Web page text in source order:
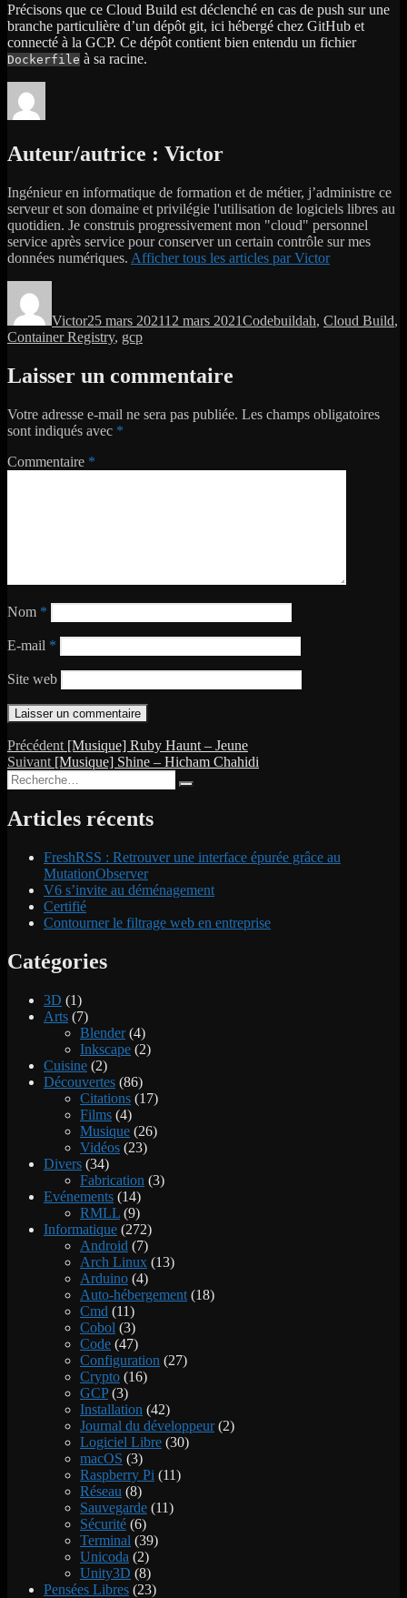
Précisons que ce Cloud Build est déclenché en cas de push sur une
branche particulière d’un dépôt git, ici hébergé chez GitHub et
connecté à la GCP. Ce dépôt contient bien entendu un fichier
Dockerfile à sa racine.
Auteur/autrice : Victor
Ingénieur en informatique de formation et de métier, j’administre ce
serveur et son domaine et privilégie l'utilisation de logiciels libres au
quotidien. Je construis progressivement mon "cloud" personnel
service après service pour conserver un certain contrôle sur mes
données numériques. Afficher tous les articles par Victor
Victor25 mars 202112 mars 2021Codebuildah, Cloud Build,
Container Registry, gcp
Laisser un commentaire
Votre adresse e-mail ne sera pas publiée. Les champs obligatoires
sont indiqués avec *
Commentaire *
Nom *
E-mail *
Site web
Navigation
de
l’article
Précédent Publication
précédente :
[Musique] Ruby Haunt – Jeune
Suivant Publication
suivante :
[Musique] Shine – Hicham Chahidi
Recherche
pour :
Recherche
Articles récents
FreshRSS : Retrouver une interface épurée grâce au
MutationObserver
V6 s’invite au déménagement
Certifié
Contourner le filtrage web en entreprise
Catégories
3D (1)
Arts (7)
Blender(4)
Inkscape (2)
Cuisine (2)
Découvertes (86)
Citations (17)
Films (4)
Musique (26)
Vidéos (23)
Divers (34)
Fabrication (3)
Evénements (14)
RMLL (9)
Informatique (272)
Android (7)
Arch Linux (13)
Arduino (4)
Auto-hébergement (18)
Cmd (11)
Cobol (3)
Code (47)
Configuration (27)
Crypto (16)
GCP(3)
Installation (42)
Journal du développeur(2)
Logiciel Libre (30)
macOS (3)
Raspberry Pi (11)
Réseau (8)
Sauvegarde (11)
Sécurité (6)
Terminal (39)
Unicoda (2)
Unity3D (8)
Pensées Libres (23)